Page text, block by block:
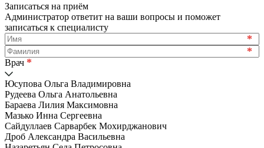
Записаться на приём
Администратор ответит на ваши вопросы и поможет
записаться к специалисту
*
*
Врач *
Юсупова Ольга Владимировна
Рудеева Ольга Анатольевна
Бараева Лилия Максимовна
Мазько Инна Сергеевна
Сайдуллаев Сарварбек Мохирджанович
Дроб Александра Васильевна